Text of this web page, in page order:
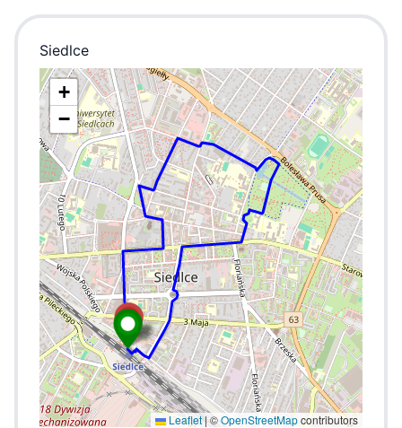
Siedlce
+
−
Leaflet |©OpenStreetMapcontributors